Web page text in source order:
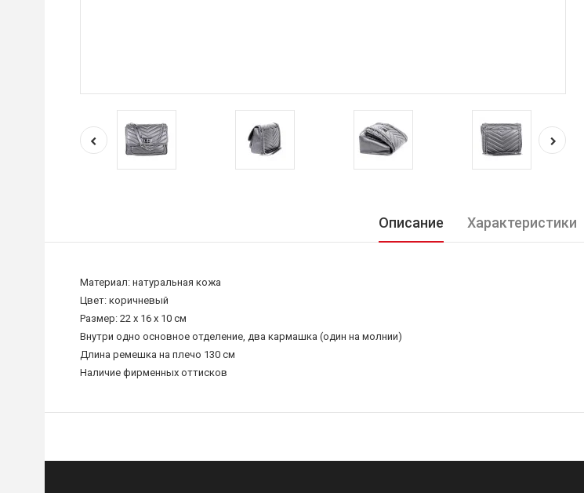
Описание Характеристики
Материал: натуральная кожа
Цвет: коричневый
Размер: 22 х 16 х 10 см
Внутри одно основное отделение, два кармашка (один на молнии)
Длина ремешка на плечо 130 см
Наличие фирменных оттисков